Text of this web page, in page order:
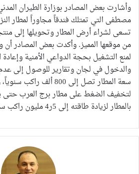
وأشارت بعض المصادر بوزارة الطيران
مصطفى التي تمتلك فندقاً مجاوراً لمطار
تسعى لشراء أرض المطار وتحويلها إلى
من موقعها المميز. وأكدت بعض المصادر أن
لمنع التشغيل بحجة الدواعي الأمنية وإعادة
والدخول في لجان وتقارير للوصول إلى
سعة المطار تصل إلى 800
لتخفيف الضغط على مطار برج العرب حتى
بالمطار لزيادة طاقته إلى 5ر4 مليون راكب سنوياً.